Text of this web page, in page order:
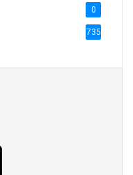
0
735